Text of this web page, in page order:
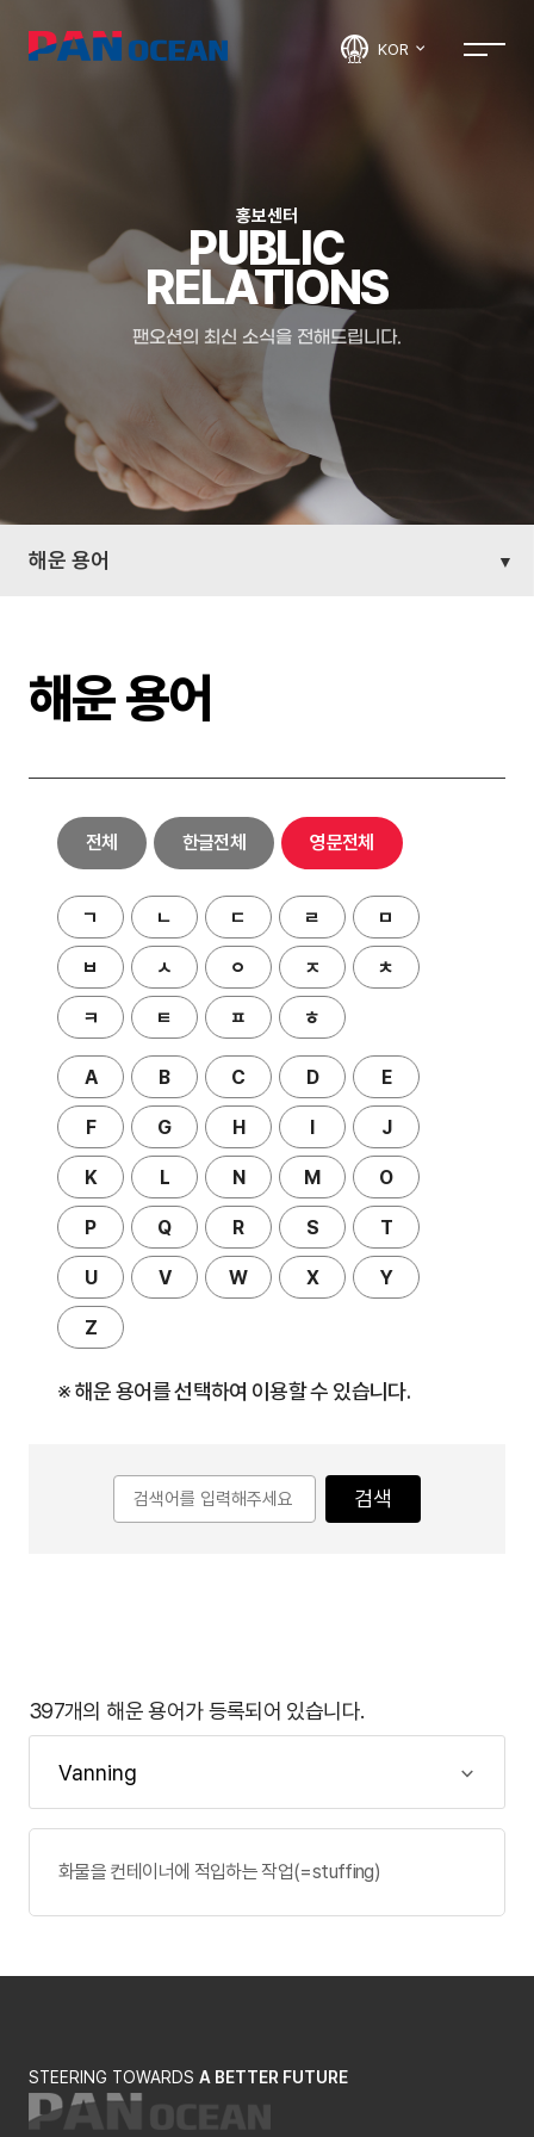
KOR
홍보센터
PUBLIC
RELATIONS
팬오션의 최신 소식을 전해드립니다.
해운 용어
해운 용어
전체 한글전체 영문전체
ㄱ ㄴ ㄷ ㄹ ㅁ
ㅂ ㅅ ㅇ ㅈ ㅊ
ㅋ ㅌ ㅍ ㅎ
A B C D E
F G H I J
K L N M O
P Q R S T
U V W X Y
Z
※ 해운 용어를 선택하여 이용할 수 있습니다.
검색
397개의 해운 용어가 등록되어 있습니다.
화물을 컨테이너에 적입하는 작업(=stuffing)
STEERING TOWARDS A BETTER FUTURE